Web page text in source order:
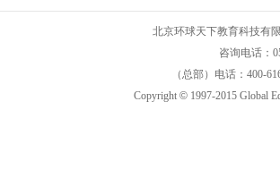
北京环球天下教育科技有
咨询电话：
（总部）电话：
Copyright ©1997-2015 Global